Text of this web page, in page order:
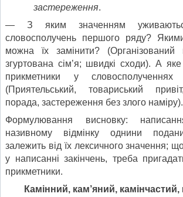
застереження.
— З яким значенням
словосполучень першого ряду?
можна їх замінити? (Організований
згуртована сім’я; швидкі сходи). А
прикметники у
(Приятельський, товариський
порада, застереження без злого наміру).
Формулювання висновку:
називному відмінку однини
залежить від їх лексичного значення;
у написанні закінчень, треба
прикметники.
Камінний, кам’яний, камінчастий,